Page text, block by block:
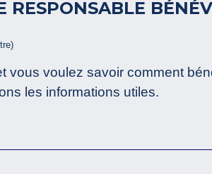
RESPONSABLE
vous voulez savoir comment
les informations utiles.